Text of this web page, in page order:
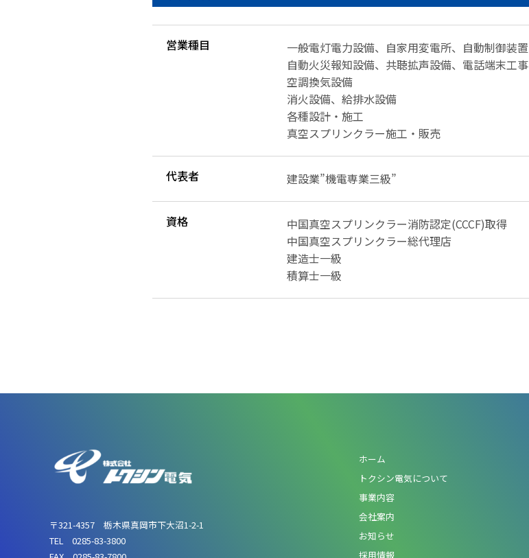
営業種目
一般電灯電力設備、自家用変電所、自動制御装置
自動火災報知設備、共聴拡声設備、電話端末工事
空調換気設備
消火設備、給排水設備
各種設計・施工
真空スプリンクラー施工・販売
代表者 建設業”機電専業三級”
資格
中国真空スプリンクラー消防認定(CCCF)取得
中国真空スプリンクラー総代理店
建造士一級
積算士一級
〒321-4357 栃木県真岡市下大沼1-2-1
TEL 0285-83-3800
ホーム
トクシン電気について
事業内容
会社案内
お知らせ
採用情報